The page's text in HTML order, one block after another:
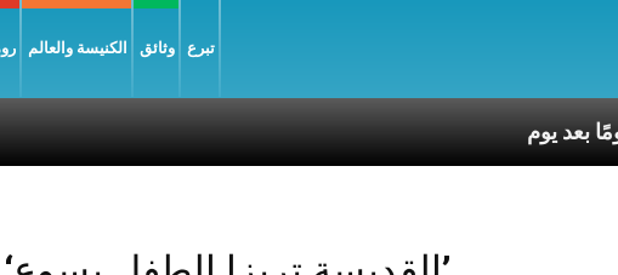
الكنيسة والعالم وثائق تبرع